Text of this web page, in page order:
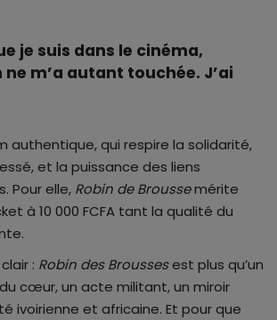
je suis dans le cinéma,
m’a autant touchée. J’ai
authentique, qui respire la solidarité,
et la puissance des liens
Pour elle, Robin de Broussemérite
à 10 000 FCFA tant la qualité du
: Robin des Broussesest plus qu’un
du cœur, un acte militant, un miroir
ivoirienne et africaine. Et pour que